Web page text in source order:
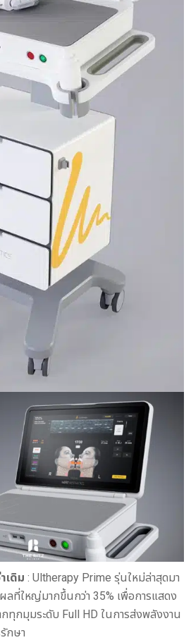
เดิม : Ultherapy Prime รุ่นใหม่ล่าสุดมา
ลที่ใหญ่มากขึ้นกว่า 35% เพื่อการแสดง
ทุกมุมระดับ Full HD ในการส่งพลังงาน
กษา